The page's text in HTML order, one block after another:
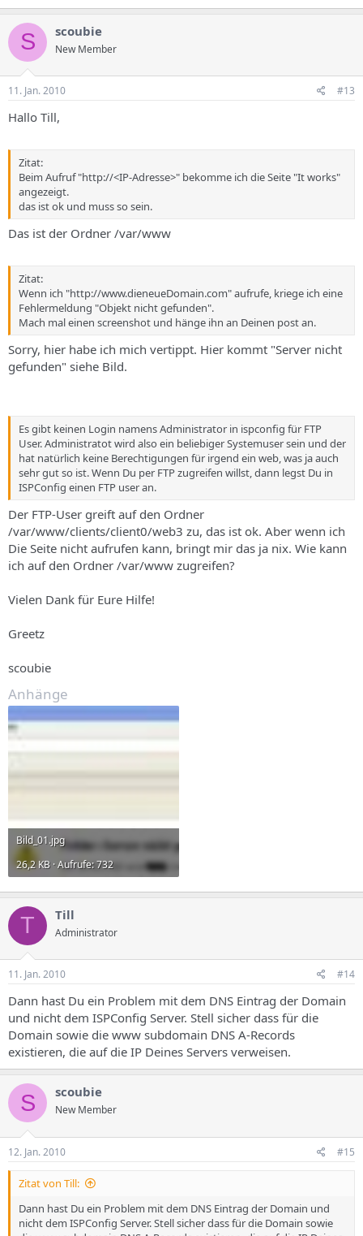
S scoubie
New Member
11. Jan. 2010 #13
Hallo Till,
Zitat:
Beim Aufruf "http://<IP-Adresse>" bekomme ich die Seite "It works"
angezeigt.
das ist ok und muss so sein.
Das ist der Ordner /var/www
Zitat:
Wenn ich "http://www.dieneueDomain.com" aufrufe, kriege ich eine
Fehlermeldung "Objekt nicht gefunden".
Mach mal einen screenshot und hänge ihn an Deinen post an.
Sorry, hier habe ich mich vertippt. Hier kommt "Server nicht
gefunden" siehe Bild.
Es gibt keinen Login namens Administrator in ispconfig für FTP
User. Administratot wird also ein beliebiger Systemuser sein und der
hat natürlich keine Berechtigungen für irgend ein web, was ja auch
sehr gut so ist. Wenn Du per FTP zugreifen willst, dann legst Du in
ISPConfig einen FTP user an.
Der FTP-User greift auf den Ordner
/var/www/clients/client0/web3 zu, das ist ok. Aber wenn ich
Die Seite nicht aufrufen kann, bringt mir das ja nix. Wie kann
ich auf den Ordner /var/www zugreifen?
Vielen Dank für Eure Hilfe!
Greetz
scoubie
Anhänge
Bild_01.jpg
26,2 KB · Aufrufe: 732
T Till
Administrator
11. Jan. 2010 #14
Dann hast Du ein Problem mit dem DNS Eintrag der Domain
und nicht dem ISPConfig Server. Stell sicher dass für die
Domain sowie die www subdomain DNS A-Records
existieren, die auf die IP Deines Servers verweisen.
S scoubie
New Member
12. Jan. 2010 #15
Zitat von Till:
Dann hast Du ein Problem mit dem DNS Eintrag der Domain und
nicht dem ISPConfig Server. Stell sicher dass für die Domain sowie